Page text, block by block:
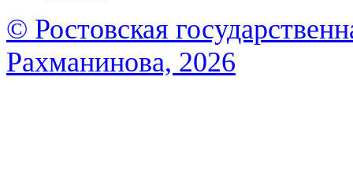
© Ростовская
Рахманинова, 2026